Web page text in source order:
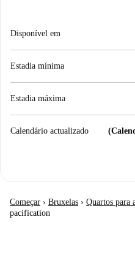
Disponível em
Estadia mínima
Estadia máxima
Calendário actualizado
Começar › Bruxelas › Quartos para
pacification